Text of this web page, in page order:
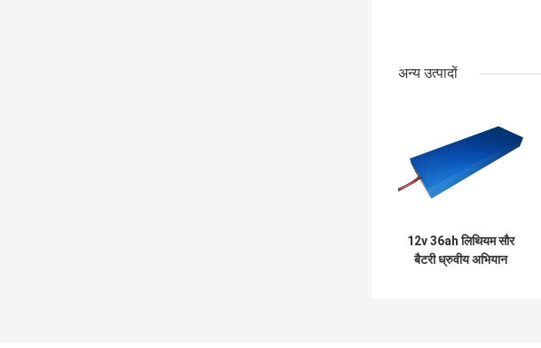
अन्य उत्पादों
12v 36ah लिथियम सौर
बैटरी ध्रुवीय अभियान